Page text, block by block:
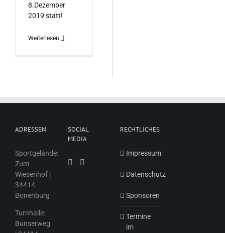
8.Dezember
2019 statt!
Weiterlesen
ADRESSEN
Sportgelände:
Zum
Wiesenhof |
34414
Bonenburg
Turnhalle:
Bunserweg
SOCIAL
MEDIA
RECHTLICHES
Impressum
Datenschutz
Sponsoren
Termine
im